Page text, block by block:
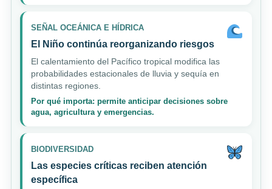
SEÑAL OCEÁNICA E HÍDRICA
El Niño continúa reorganizando riesgos
El calentamiento del Pacífico tropical modifica las
probabilidades estacionales de lluvia y sequía en
distintas regiones.
Por qué importa: permite anticipar decisiones sobre
agua, agricultura y emergencias.
BIODIVERSIDAD
Las especies críticas reciben atención
específica